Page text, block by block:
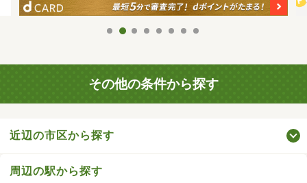
その他の条件から探す
近辺の市区から探す
周辺の駅から探す